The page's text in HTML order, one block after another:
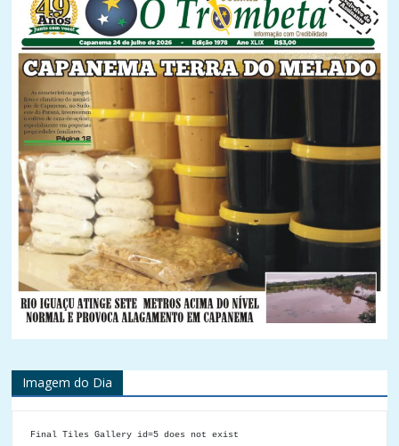
Imagem do Dia
Final Tiles Gallery id=5 does not exist